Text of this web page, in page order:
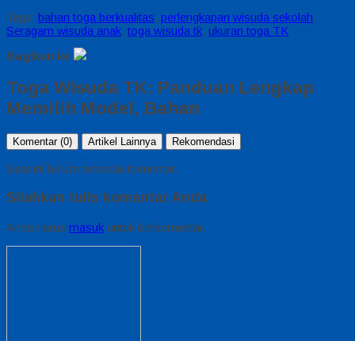
Tags: bahan toga berkualitas, perlengkapan wisuda sekolah,
Seragam wisuda anak, toga wisuda tk, ukuran toga TK
Bagikan ke
Toga Wisuda TK: Panduan Lengkap
Memilih Model, Bahan
Komentar (0) Artikel Lainnya Rekomendasi
Saat ini belum tersedia komentar.
Silahkan tulis komentar Anda
Anda harus masuk untuk berkomentar.